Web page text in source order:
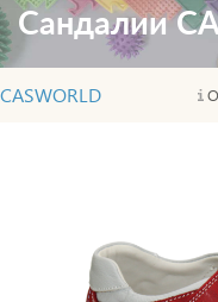
Сандалии
CASWORLD